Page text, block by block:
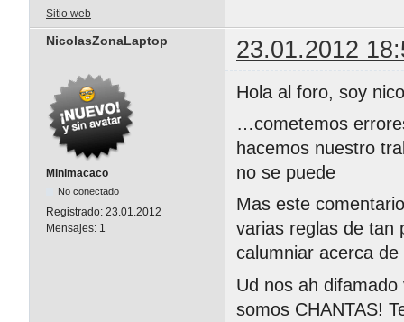
Sitio web
NicolasZonaLaptop 23.01.2012
Minimacaco
No conectado
Registrado: 23.01.2012
Mensajes: 1
Hola al foro, soy
…cometemos
hacemos nuestro
no se puede
Mas este
varias reglas de tan
calumniar acerca
Ud nos ah
somos CHANTAS!